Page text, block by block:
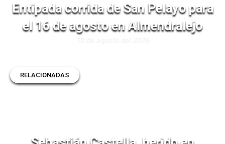
Entipada corrida de San Pelayo para
el 16 de agosto en Almendralejo
RELACIONADAS